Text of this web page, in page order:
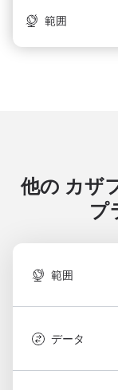
範囲
他の カザ
プ
範囲
データ